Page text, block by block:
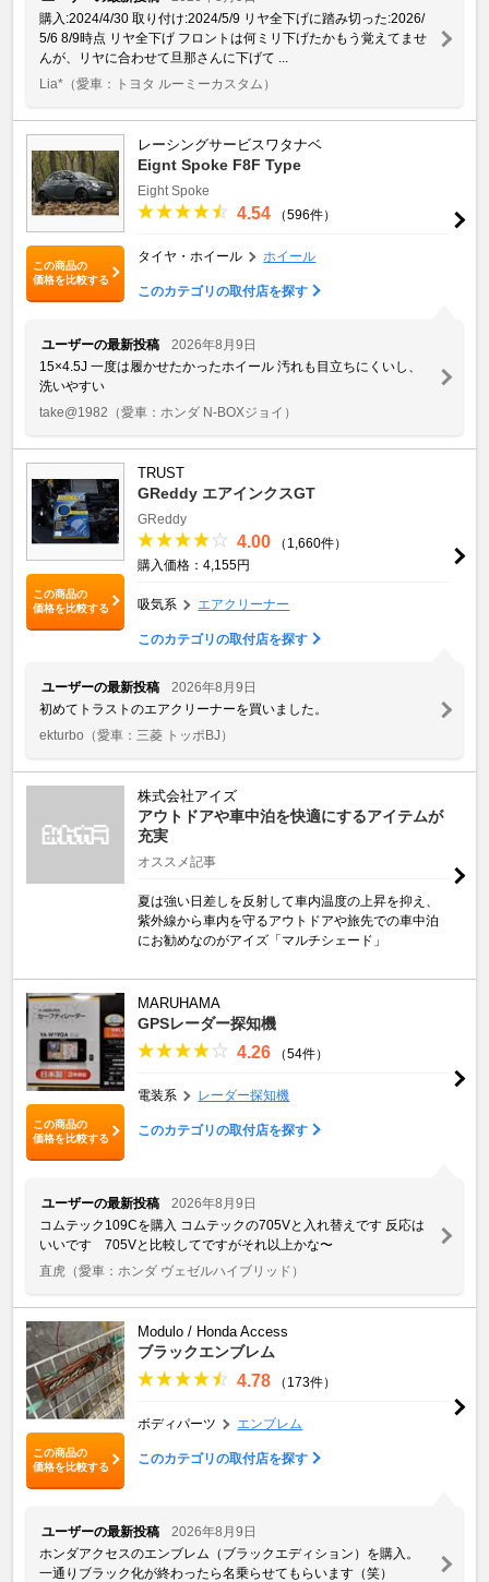
購入:2024/4/30 取り付け:2024/5/9 リヤ全下げに踏み切った:2026/
5/6 8/9時点 リヤ全下げ フロントは何ミリ下げたかもう覚えてませ
んが、リヤに合わせて旦那さんに下げて ...
Lia* （愛車：トヨタ ルーミーカスタム）
この商品の
価格を比較する
レーシングサービスワタナベ
Eignt Spoke F8F Type
Eight Spoke
4.54 （596件）
タイヤ・ホイール ホイール
このカテゴリの取付店を探す
ユーザーの最新投稿
2026年8月9日
15×4.5J 一度は履かせたかったホイール 汚れも目立ちにくいし、
洗いやすい
take@1982 （愛車：ホンダ N-BOXジョイ）
この商品の
価格を比較する
TRUST
GReddy エアインクスGT
GReddy
4.00
（1,660件）
購入価格：4,155円
吸気系 エアクリーナー
このカテゴリの取付店を探す
ユーザーの最新投稿
2026年8月9日
初めてトラストのエアクリーナーを買いました。
ekturbo （愛車：三菱 トッポBJ）
株式会社アイズ
アウトドアや車中泊を快適にするアイテムが
充実
オススメ記事
夏は強い日差しを反射して車内温度の上昇を抑え、
紫外線から車内を守るアウトドアや旅先での車中泊
にお勧めなのがアイズ「マルチシェード」
この商品の
価格を比較する
MARUHAMA
GPSレーダー探知機
4.26 （54件）
電装系 レーダー探知機
このカテゴリの取付店を探す
ユーザーの最新投稿
2026年8月9日
コムテック109Cを購入 コムテックの705Vと入れ替えです 反応は
いいです 705Vと比較してですがそれ以上かな〜
直虎 （愛車：ホンダ ヴェゼルハイブリッド）
この商品の
価格を比較する
Modulo / Honda Access
ブラックエンブレム
4.78 （173件）
ボディパーツ エンブレム
このカテゴリの取付店を探す
ユーザーの最新投稿
2026年8月9日
ホンダアクセスのエンブレム（ブラックエディション）を購入。
一通りブラック化が終わったら名乗らせてもらいます（笑）